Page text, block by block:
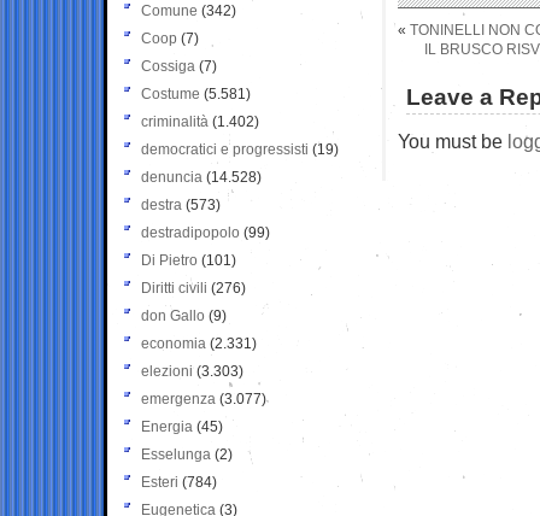
« TONINELLI NON
IL BRUSCO
Leave a
You must be
Comune (342)
Coop (7)
Cossiga (7)
Costume (5.581)
criminalità (1.402)
democratici e progressisti (19)
denuncia (14.528)
destra (573)
destradipopolo (99)
Di Pietro (101)
Diritti civili (276)
don Gallo (9)
economia (2.331)
elezioni (3.303)
emergenza (3.077)
Energia (45)
Esselunga (2)
Esteri (784)
Eugenetica (3)